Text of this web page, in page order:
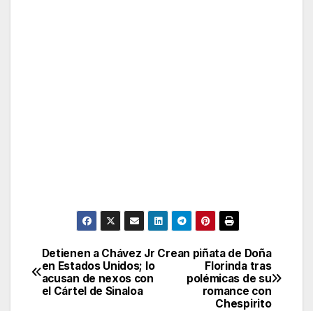
Post
navigation
Crean piñata de Doña
Florinda tras
polémicas de su
romance con
Chespirito
Detienen a Chávez Jr
en Estados Unidos; lo
acusan de nexos con
el Cártel de Sinaloa